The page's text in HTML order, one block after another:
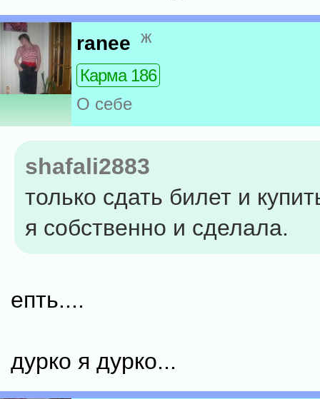
ranee ж
Карма 186
О себе
shafali2883
только сдать билет и
я собственно и сделала.
епть....
дурко я дурко...